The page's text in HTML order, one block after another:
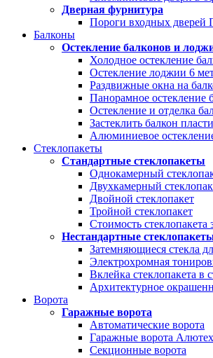
Дверная фурнитура
Пороги входных
Балконы
Остекление балконов и
Холодное остекление
Остекление лоджии 6
Раздвижные окна на
Панорамное остекление
Остекление и отделка
Застеклить балкон
Алюминиевое
Стеклопакеты
Стандартные стеклопакеты
Однокамерный
Двухкамерный
Двойной стеклопакет
Тройной стеклопакет
Стоимость стеклопакета
Нестандартные
Затемняющиеся стекла
Электрохромная
Вклейка стеклопакета в
Архитектурное
Ворота
Гаражные ворота
Автоматические ворота
Гаражные ворота
Секционные ворота